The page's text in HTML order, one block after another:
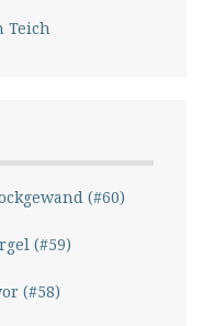
Teich
(#60)
(#59)
(#58)